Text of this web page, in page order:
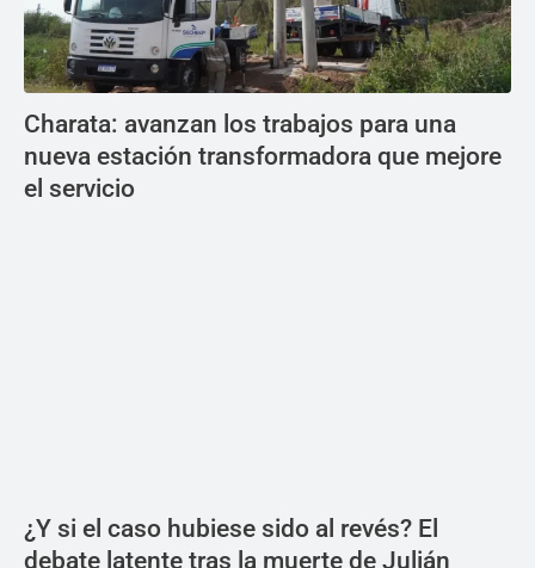
Charata: avanzan los trabajos para una
nueva estación transformadora que mejore
el servicio
¿Y si el caso hubiese sido al revés? El
debate latente tras la muerte de Julián